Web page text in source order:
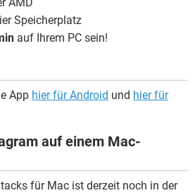
Speicherplatz
auf Ihrem PC sein!
App hier für Android und hier für
auf einem Mac-
für Mac ist derzeit noch in der